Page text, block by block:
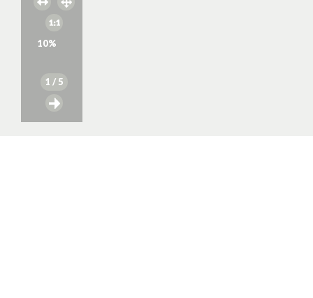
10%
1 / 5